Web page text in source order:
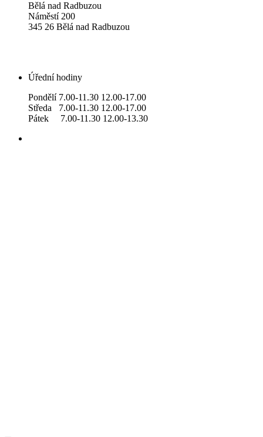
Bělá nad Radbuzou
Náměstí 200
345 26 Bělá nad Radbuzou
Úřední hodiny
Pondělí 7.00-11.30 12.00-17.00
Středa 7.00-11.30 12.00-17.00
Pátek 7.00-11.30 12.00-13.30